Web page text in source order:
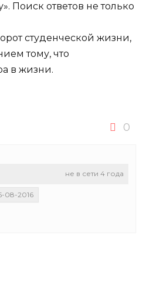
Поиск ответов не только
студенческой жизни,
тому, что
в жизни.
0
не в сети 4 года
08-2016